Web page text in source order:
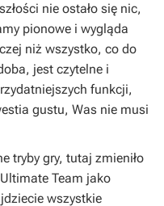
nie ostało się nic,
pionowe i wygląda
niż wszystko, co do
jest czytelne i
funkcji,
gustu, Was nie musi
tryby gry, tutaj zmieniło
Team jako
wszystkie